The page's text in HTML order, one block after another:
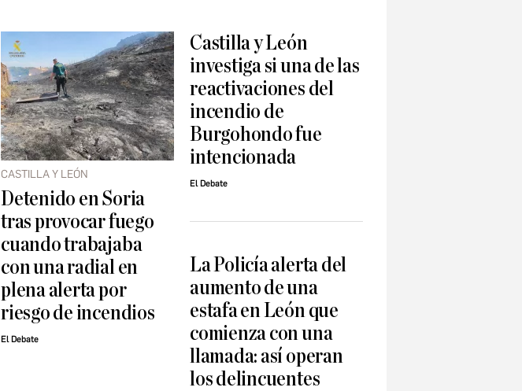
CASTILLA Y LEÓN
Detenido en Soria
tras provocar fuego
cuando trabajaba
con una radial en
plena alerta por
riesgo de incendios
El Debate
Castilla y León
investiga si una de las
reactivaciones del
incendio de
Burgohondo fue
intencionada
El Debate
La Policía alerta del
aumento de una
estafa en León que
comienza con una
llamada: así operan
los delincuentes